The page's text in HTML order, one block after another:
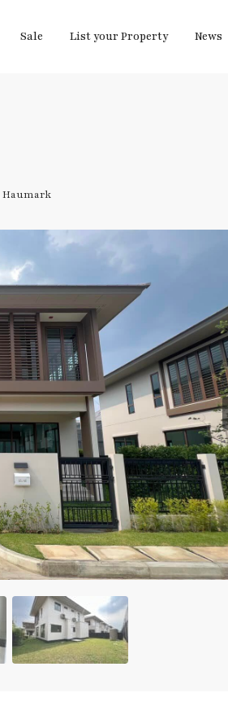
Sale List your Property News
Haumark